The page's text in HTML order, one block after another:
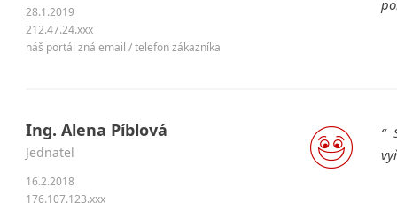
28.1.2019
212.47.24.xxx
náš portál zná email / telefon zákazníka
Ing. Alena Píblová
jednatel
16.2.2018
176.107.123.xxx